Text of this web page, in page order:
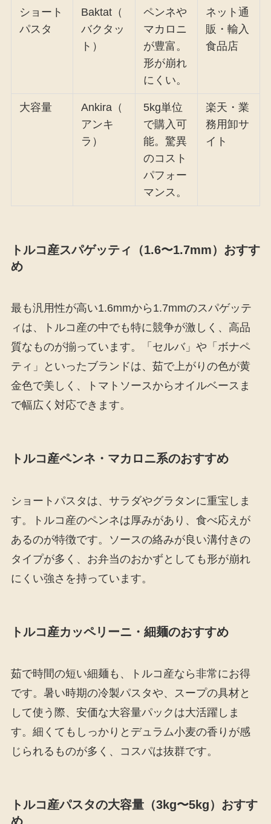
ショート
パスタ
Baktat（
バクタッ
ト）
ペンネや
マカロニ
が豊富。
形が崩れ
にくい。
ネット通
販・輸入
食品店
大容量
Ankira（
アンキ
ラ）
5kg単位
で購入可
能。驚異
のコスト
パフォー
マンス。
楽天・業
務用卸サ
イト
トルコ産スパゲッティ（1.6〜1.7mm）おすす
め
最も汎用性が高い1.6mmから1.7mmのスパゲッテ
ィは、トルコ産の中でも特に競争が激しく、高品
質なものが揃っています。「セルバ」や「ボナペ
ティ」といったブランドは、茹で上がりの色が黄
金色で美しく、トマトソースからオイルベースま
で幅広く対応できます。
トルコ産ペンネ・マカロニ系のおすすめ
ショートパスタは、サラダやグラタンに重宝しま
す。トルコ産のペンネは厚みがあり、食べ応えが
あるのが特徴です。ソースの絡みが良い溝付きの
タイプが多く、お弁当のおかずとしても形が崩れ
にくい強さを持っています。
トルコ産カッペリーニ・細麺のおすすめ
茹で時間の短い細麺も、トルコ産なら非常にお得
です。暑い時期の冷製パスタや、スープの具材と
して使う際、安価な大容量パックは大活躍しま
す。細くてもしっかりとデュラム小麦の香りが感
じられるものが多く、コスパは抜群です。
トルコ産パスタの大容量（3kg〜5kg）おすす
め